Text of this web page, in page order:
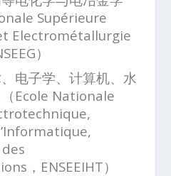
Supérieure
Electrométallurgie
）
电子学、计算机、水
Ecole Nationale
，ENSEEIHT）